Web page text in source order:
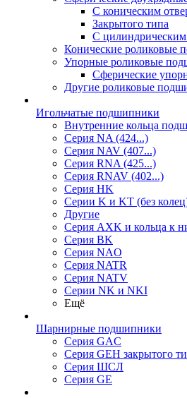
С коническим
Закрытого типа
С цилиндрическим
Конические роликовые
Упорные роликовые
Сферические
Другие роликовые
Игольчатые подшипники
Внутренние кольца
Серия NA (424...)
Серия NAV (407...)
Серия RNA (425...)
Серия RNAV (402...)
Серия HK
Серии K и KT (без
Другие
Серия AXK и кольца к
Серия BK
Серия NAO
Серия NATR
Серия NATV
Серии NK и NKI
Ещё
Шарнирные подшипники
Серия GAC
Серия GEH закрытого
Серия ШСЛ
Серия GE